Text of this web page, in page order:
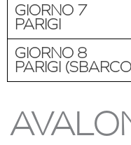
GIORNO 7
PARIGI
GIORNO 8
PARIGI